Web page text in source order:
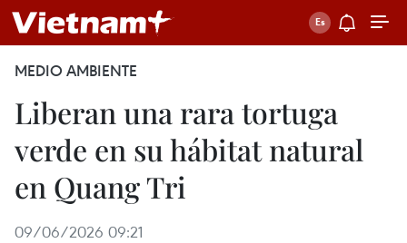
MEDIO AMBIENTE
Liberan una rara tortuga
verde en su hábitat natural
en Quang Tri
09/06/2026 09:21